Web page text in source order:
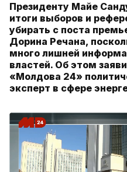
Президенту Майе
итоги выборов и
убирать с поста
Дорина Речана,
много лишней
властей. Об этом
«Молдова 24»
эксперт в сфере